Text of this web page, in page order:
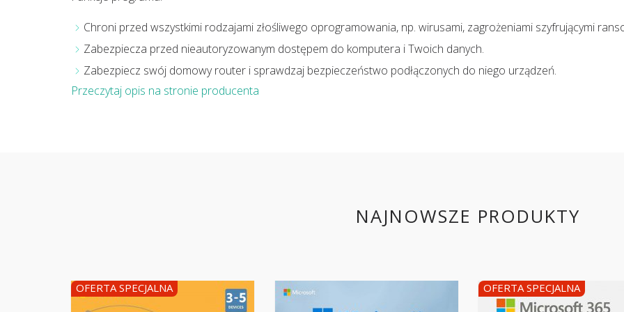
Chroni przed wszystkimi rodzajami złośliwego oprogramowania, np. wirusami, zagrożeniami szyfrującymi
Zabezpiecza przed nieautoryzowanym dostępem do komputera i Twoich danych.
Zabezpiecz swój domowy router i sprawdzaj bezpieczeństwo podłączonych do niego urządzeń.
Przeczytaj opis na stronie producenta
NAJNOWSZE PRODUKTY
OFERTA SPECJALNA OFERTA SPECJALNA